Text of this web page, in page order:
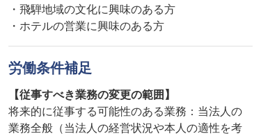
・飛騨地域の文化に興味のある方
・ホテルの営業に興味のある方
労働条件補足
【従事すべき業務の変更の範囲】
将来的に従事する可能性のある業務：当法人の
業務全般（当法人の経営状況や本人の適性を考